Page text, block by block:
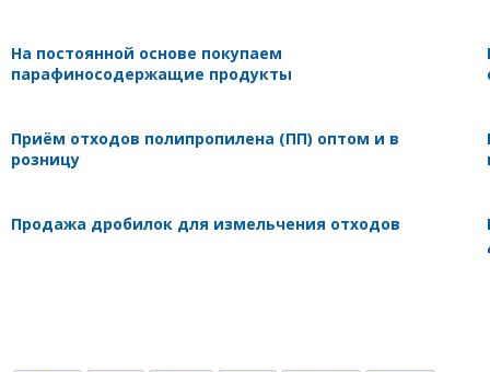
На постоянной основе покупаем
парафиносодержащие продукты
Приём отходов полипропилена (ПП) оптом и в
розницу
Продажа дробилок для измельчения отходов